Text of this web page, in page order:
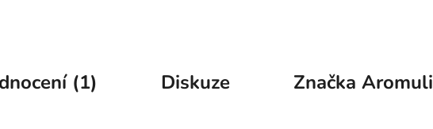
(1) Diskuze Značka Aromuli